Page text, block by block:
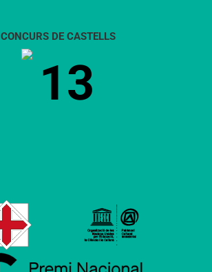
CONCURS DE CASTELLS
13